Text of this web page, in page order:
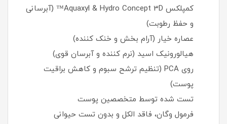
کمپلکس Aquaxyl & Hydro Concept 3D™ (آبرسانی
و حفظ رطوبت)
عصاره خیار (آرام‌ بخش و خنک‌ کننده)
هیالورونیک اسید (نرم‌ کننده و آبرسان قوی)
روی PCA (تنظیم ترشح سبوم و کاهش براقیت
پوست)
تست‌ شده توسط متخصصین پوست
فرمول وگان، فاقد الکل و بدون تست حیوانی